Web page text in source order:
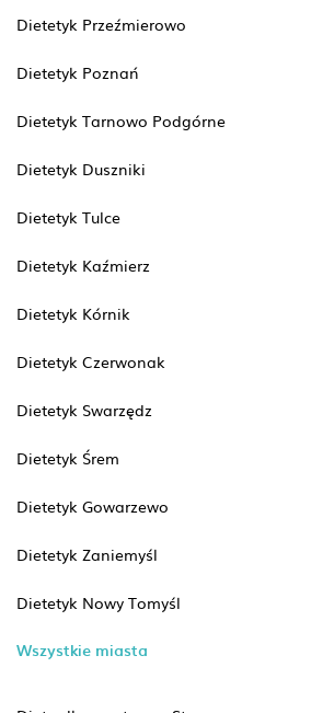
Dietetyk Przeźmierowo
Dietetyk Poznań
Dietetyk Tarnowo Podgórne
Dietetyk Duszniki
Dietetyk Tulce
Dietetyk Kaźmierz
Dietetyk Kórnik
Dietetyk Czerwonak
Dietetyk Swarzędz
Dietetyk Śrem
Dietetyk Gowarzewo
Dietetyk Zaniemyśl
Dietetyk Nowy Tomyśl
Wszystkie miasta